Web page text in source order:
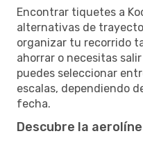
Encontrar tiquetes a
alternativas de
organizar tu recorrido
ahorrar o necesitas
puedes seleccionar
escalas, dependiendo
fecha.
Descubre la